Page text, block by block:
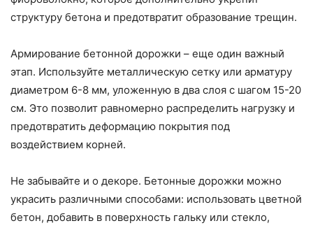
структуру бетона и предотвратит образование трещин.
Армирование бетонной дорожки – еще один важный
этап. Используйте металлическую сетку или арматуру
диаметром 6-8 мм, уложенную в два слоя с шагом 15-20
см. Это позволит равномерно распределить нагрузку и
предотвратить деформацию покрытия под
воздействием корней.
Не забывайте и о декоре. Бетонные дорожки можно
украсить различными способами: использовать цветной
бетон, добавить в поверхность гальку или стекло,